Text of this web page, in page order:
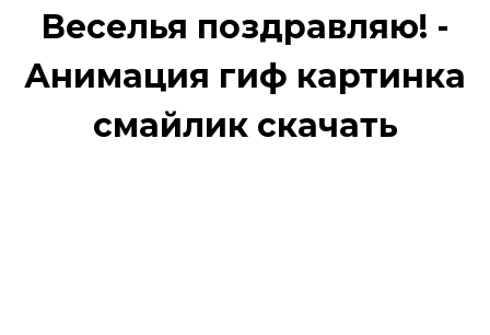
Веселья поздравляю! -
Анимация гиф картинка
смайлик скачать